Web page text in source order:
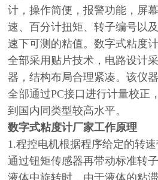
计，操作简便，报警功能，屏
速、百分计扭矩、转子编号以
速下可测的粘值。数字式粘度
全部采用贴片技术，电路设计
器，结构布局合理紧凑。该仪
全部通过PC接口进行计量校正
到国内同类型较高水平。
数字式粘度计厂家工作原理
1.程控电机根据程序给定的转速
通过钮矩传感器再带动标准转
液体中旋转时，由于液体的粘